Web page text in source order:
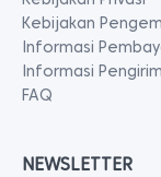
Kebijakan
Informasi
Informasi
FAQ
NEWSLETTER